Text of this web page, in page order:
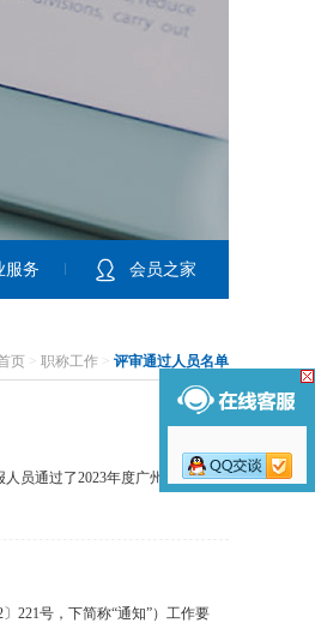
服务 会员之家
页 > 职称工作 > 评审通过人员名单
员通过了2023年度广州市建筑装
221号，下简称“通知”）工作要